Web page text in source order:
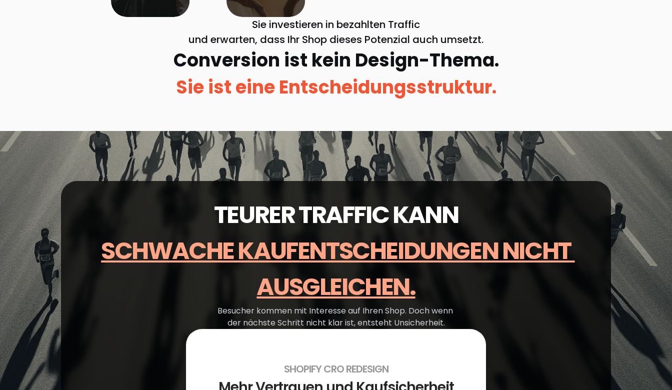
Sie investieren in bezahlten Traffic
und erwarten, dass Ihr Shop dieses Potenzial auch umsetzt.
Conversion ist kein Design-Thema.
Sie ist eine Entscheidungsstruktur.
TEURER TRAFFIC KANN
SCHWACHE KAUFENTSCHEIDUNGEN NICHT
AUSGLEICHEN.
Besucher kommen mit Interesse auf Ihren Shop. Doch wenn
der nächste Schritt nicht klar ist, entsteht Unsicherheit.
SHOPIFY CRO REDESIGN